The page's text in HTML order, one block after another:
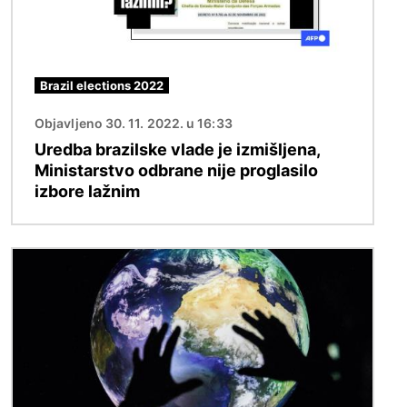
Brazil elections 2022
Objavljeno 30. 11. 2022. u 16:33
Uredba brazilske vlade je izmišljena,
Ministarstvo odbrane nije proglasilo
izbore lažnim